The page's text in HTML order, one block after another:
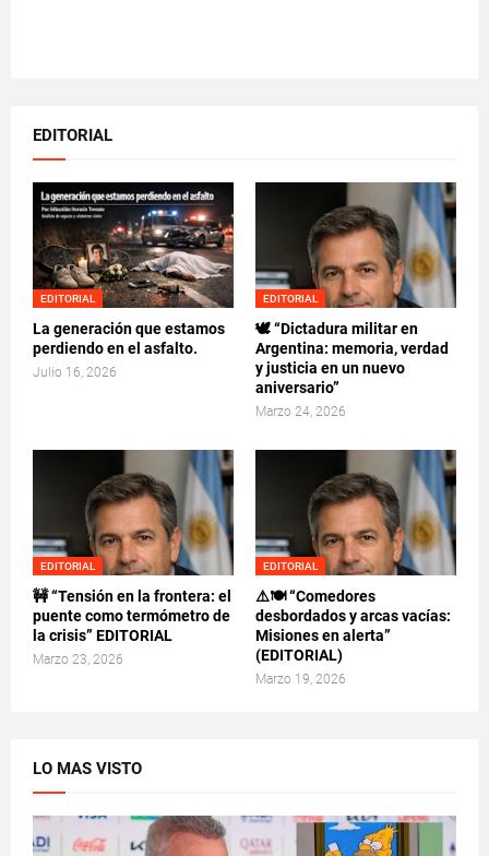
EDITORIAL
EDITORIAL
La generación que estamos
perdiendo en el asfalto.
Julio 16, 2026
EDITORIAL
🕊️ “Dictadura militar en
Argentina: memoria, verdad
y justicia en un nuevo
aniversario”
Marzo 24, 2026
EDITORIAL
🚧 “Tensión en la frontera: el
puente como termómetro de
la crisis” EDITORIAL
Marzo 23, 2026
EDITORIAL
⚠️🍽️ “Comedores
desbordados y arcas vacías:
Misiones en alerta”
(EDITORIAL)
Marzo 19, 2026
LO MAS VISTO